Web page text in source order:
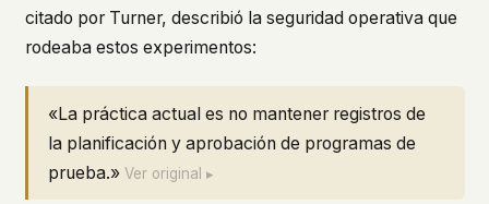
citado por Turner, describió la seguridad operativa que
rodeaba estos experimentos:
«La práctica actual es no mantener registros de
la planificación y aprobación de programas de
prueba.»Ver original ▸